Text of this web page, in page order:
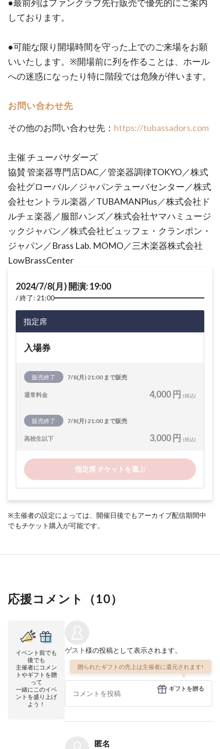
●最前列はファンクラブ先行販売で優先的にご案内
しております。
●可能な限り開場時間を守った上でのご来場をお願
いいたします。※開場前に列を作ることは、ホール
への迷惑になったり特に階段では危険が伴います。
お問い合わせ先
その他のお問い合わせ先： https://tubassadors.com
主催 チューバサダーズ
協賛 管楽器専門店DAC／管楽器調律TOKYO／株式
会社グローバル／ジャパンテューバセンター／株式
会社セントラル楽器／TUBAMANPlus／株式会社ド
ルチェ楽器／服部ハンズ／株式会社ヤマハミュージ
ックジャパン／株式会社ビュッフェ・クランポン・
ジャパン／Brass Lab. MOMO／三木楽器株式会社
LowBrassCenter
2024/7/8(月) 開演: 19:00
終了: 21:00
指定席
入場券
販売終了 7/8(月) 21:00 まで販売
通常料金 4,000 円 (税込)
販売終了 7/8(月) 21:00 まで販売
高校生以下 3,000 円 (税込)
指定席 チケットを選ぶ
※主催者の設定によっては、開催日後でもアーカイブ配信期間中
でもチケット購入が可能です。
応援コメント（10）
イベント前でも
後でも
主催者にコメン
トやギフトを贈
って
一緒にこのイベ
ントを盛り上げ
よう！
ゲスト様の投稿として表示されます。
贈られたギフトの売上は主催者に還元されます!
ギフトを贈る
匿名